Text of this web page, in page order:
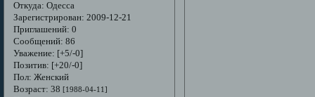
Откуда: Одесса
Зарегистрирован: 2009-12-21
Приглашений: 0
Сообщений: 86
Уважение: [+5/-0]
Позитив: [+20/-0]
Пол: Женский
Возраст: 38 [1988-04-11]